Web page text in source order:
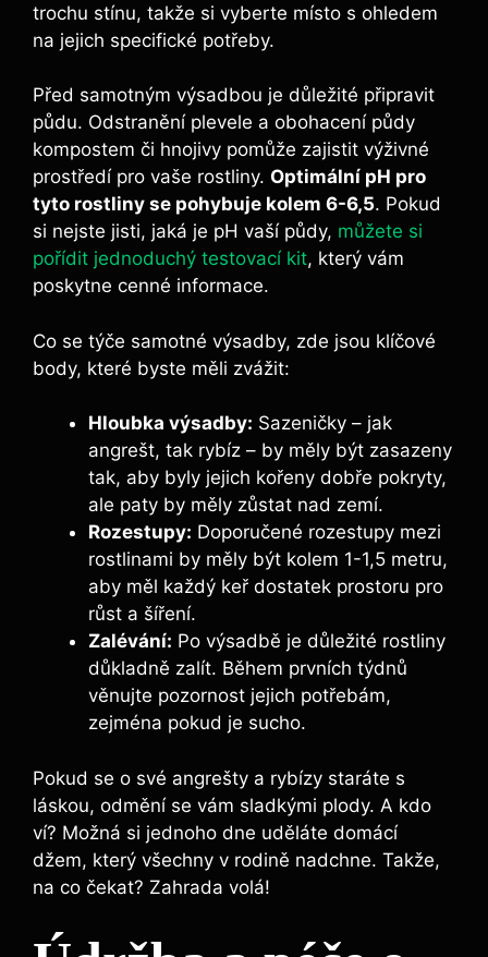
trochu stínu, takže si vyberte místo s ohledem
na jejich specifické potřeby.
Před samotným výsadbou je důležité připravit
půdu. Odstranění plevele a obohacení půdy
kompostem či hnojivy pomůže zajistit výživné
prostředí pro vaše rostliny. Optimální pH pro
tyto rostliny se pohybuje kolem 6-6,5. Pokud
si nejste jisti, jaká je pH vaší půdy, můžete si
pořídit jednoduchý testovací kit, který vám
poskytne cenné informace.
Co se týče samotné výsadby, zde jsou klíčové
body, které byste měli zvážit:
Hloubka výsadby: Sazeničky – jak
angrešt, tak rybíz – by měly být zasazeny
tak, aby byly jejich kořeny dobře pokryty,
ale paty by měly zůstat nad zemí.
Rozestupy: Doporučené rozestupy mezi
rostlinami by měly být kolem 1-1,5 metru,
aby měl každý keř dostatek prostoru pro
růst a šíření.
Zalévání: Po výsadbě je důležité rostliny
důkladně zalít. Během prvních týdnů
věnujte pozornost jejich potřebám,
zejména pokud je sucho.
Pokud se o své angrešty a rybízy staráte s
láskou, odmění se vám sladkými plody. A kdo
ví? Možná si jednoho dne uděláte domácí
džem, který všechny v rodině nadchne. Takže,
na co čekat? Zahrada volá!